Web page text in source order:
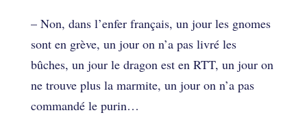
– Non, dans l’enfer français, un jour les gnomes
sont en grève, un jour on n’a pas livré les
bûches, un jour le dragon est en RTT, un jour on
ne trouve plus la marmite, un jour on n’a pas
commandé le purin…